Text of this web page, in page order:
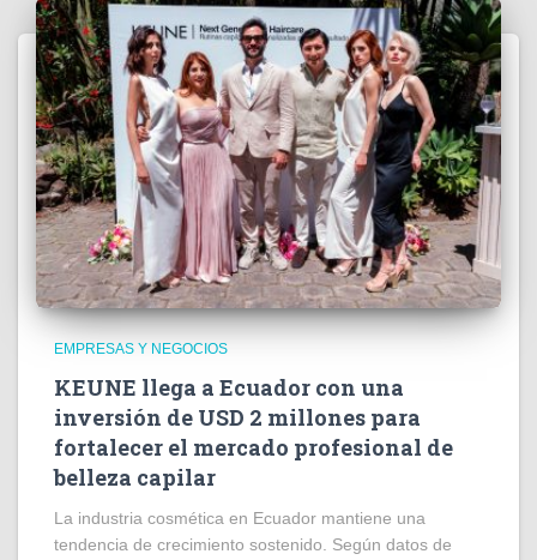
EMPRESAS Y NEGOCIOS
KEUNE llega a Ecuador con una
inversión de USD 2 millones para
fortalecer el mercado profesional de
belleza capilar
La industria cosmética en Ecuador mantiene una
tendencia de crecimiento sostenido. Según datos de